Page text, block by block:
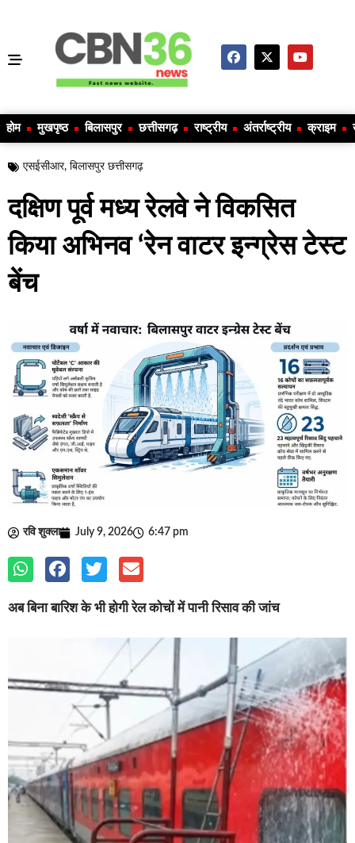
होम मुखपृष्ठ बिलासपुर छत्तीसगढ़ राष्ट्रीय अंतर्राष्ट्रीय क्राइम
एसईसीआर, बिलासपुर छत्तीसगढ़
दक्षिण पूर्व मध्य रेलवे ने विकसित
किया अभिनव ‘रेन वाटर इन्ग्रेस टेस्ट
बेंच
रवि शुक्ला July 9, 2026 6:47 pm
अब बिना बारिश के भी होगी रेल कोचों में पानी रिसाव की जांच